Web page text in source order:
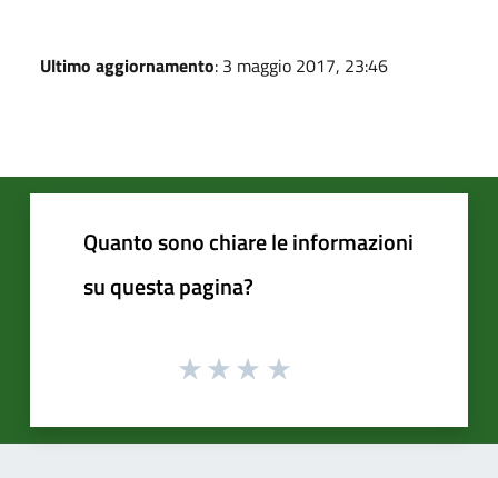
Ultimo aggiornamento: 3 maggio 2017, 23:46
Quanto sono chiare le informazioni
su questa pagina?